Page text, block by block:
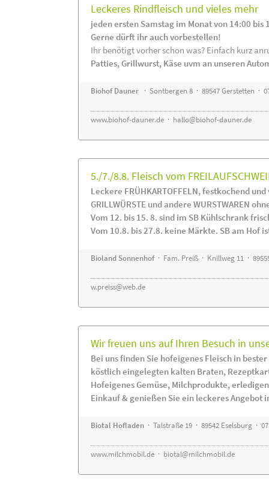
Leckeres Rindfleisch und vieles mehr
jeden ersten Samstag im Monat von 14:00 bis
Gerne dürft ihr auch vorbestellen!
Ihr benötigt vorher schon was? Einfach kurz
Patties, Grillwurst, Käse uvm an unseren
Biohof Dauner · Sontbergen 8 · 89547 Gerstetten ·
www.biohof-dauner.de · hallo@biohof-dauner.de
5./7./8.8. Fleisch vom
Leckere FRÜHKARTOFFELN, festkochend
GRILLWÜRSTE und andere WURSTWAREN
Vom 12. bis 15. 8. sind im SB Kühlschrank
Vom 10.8. bis 27.8. keine Märkte. SB am Hof
Bioland Sonnenhof· Fam. Preiß · Knillweg 11 ·
w.preiss@web.de
Wir freuen uns auf Ihren Besuch in
Bei uns finden Sie hofeigenes Fleisch in
köstlich eingelegten kalten Braten,
Hofeigenes Gemüse, Milchprodukte,
Einkauf & genießen Sie ein leckeres Angebot
Biotal Hofladen · Talstraße 19 · 89542 Eselsburg ·
www.milchmobil.de · biotal@milchmobil.de